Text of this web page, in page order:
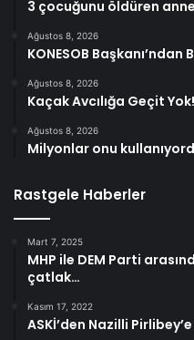
3 çocuğunu öldüren
Ağustos 8, 2026
KONESOB Başkanı’ndan
Ağustos 8, 2026
Kaçak Avcılığa Geçit Yok!
Ağustos 8, 2026
Milyonlar onu
Rastgele Haberler
Mart 7, 2025
MHP ile DEM Parti
çatlak…
Kasım 17, 2022
ASKİ’den Nazilli